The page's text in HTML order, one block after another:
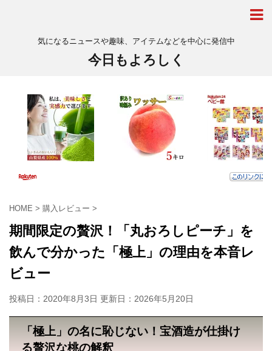
気になるニュースや趣味、アイテムなどを中心に発信中
今日もよろしく
HOME > 購入レビュー >
期間限定の贅沢！「丸おろしピーチ」を
飲んで分かった「極上」の理由を本音レ
ビュー
投稿日：2020年8月3日 更新日： 2026年5月20日
「極上」の名に恥じない！宝酒造が仕掛け
る贅沢な桃の解釈